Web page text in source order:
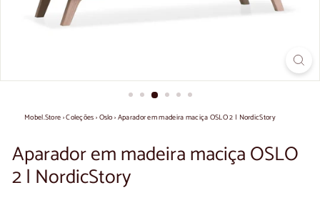
Mobel.Store›Coleções›Oslo›Aparador em madeira maciça OSLO 2 | NordicStory
Aparador em madeira maciça OSLO
2 | NordicStory